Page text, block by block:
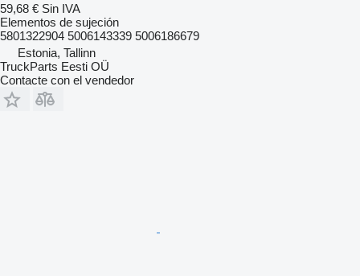
59,68 € Sin IVA
Elementos de sujeción
5801322904 5006143339 5006186679
Estonia, Tallinn
TruckParts Eesti OÜ
Contacte con el vendedor